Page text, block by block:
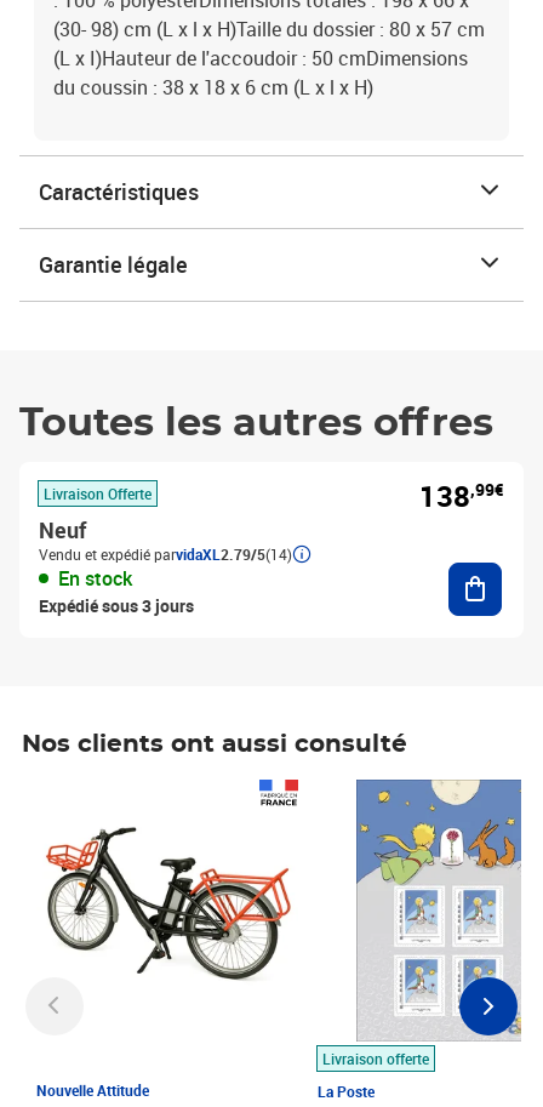
(30- 98) cm (L x l x H)Taille du dossier : 80 x 57 cm
(L x I)Hauteur de l'accoudoir : 50 cmDimensions
du coussin : 38 x 18 x 6 cm (L x l x H)
Caractéristiques
Garantie légale
Toutes les autres offres
Livraison Offerte
Neuf
Vendu et expédié parvidaXL 2.79/5(14)
En stock
Expédié sous 3 jours
138,99€
Nos clients ont aussi consulté
Nouvelle Attitude
Livraison offerte
La Poste
Prix 7,50€